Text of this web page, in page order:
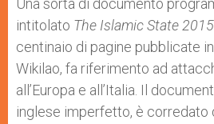
Una sorta di documento
intitolato The Islamic State 2015
centinaio di pagine pubblicate
Wikilao, fa riferimento ad
all’Europa e all’Italia. Il
inglese imperfetto, è corredato